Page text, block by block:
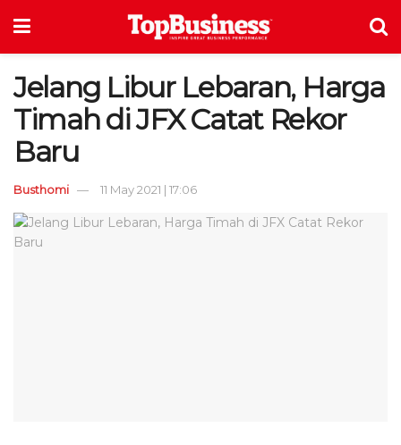
Jelang Libur Lebaran, Harga
Timah di JFX Catat Rekor
Baru
Busthomi 11 May 2021 | 17:06